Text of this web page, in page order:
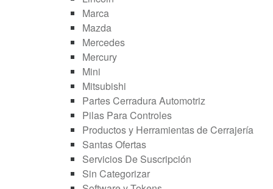
Marca
Mazda
Mercedes
Mercury
Mini
Mitsubishi
Partes Cerradura Automotriz
Pilas Para Controles
Productos y Herramientas de Cerrajería
Santas Ofertas
Servicios De Suscripción
Sin Categorizar